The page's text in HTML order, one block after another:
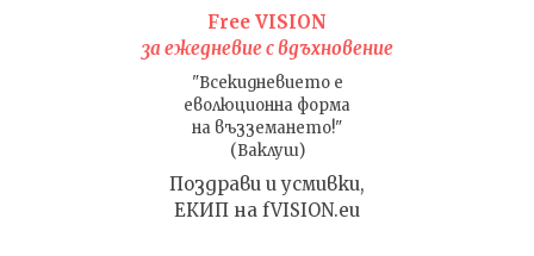
Free VISION
за ежедневие с вдъхновение
"Всекидневието е
еволюционна форма
на възземането!"
(Ваклуш)
Поздрави и усмивки,
ЕКИП на fVISION.eu